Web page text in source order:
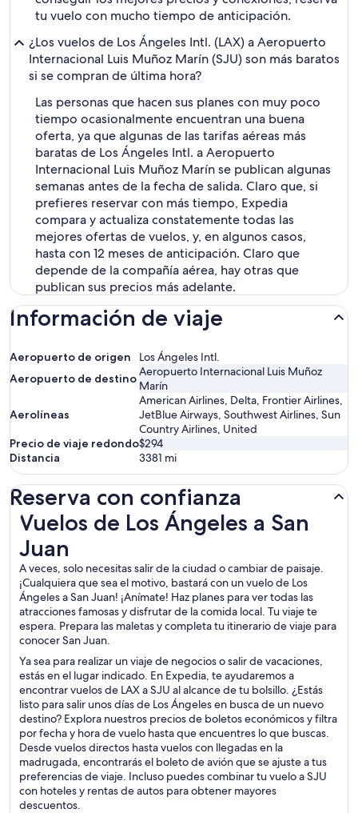
tu vuelo con mucho tiempo de anticipación.
¿Los vuelos de Los Ángeles Intl. (LAX) a Aeropuerto
Internacional Luis Muñoz Marín (SJU) son más baratos
si se compran de última hora?
Las personas que hacen sus planes con muy poco
tiempo ocasionalmente encuentran una buena
oferta, ya que algunas de las tarifas aéreas más
baratas de Los Ángeles Intl. a Aeropuerto
Internacional Luis Muñoz Marín se publican algunas
semanas antes de la fecha de salida. Claro que, si
prefieres reservar con más tiempo, Expedia
compara y actualiza constatemente todas las
mejores ofertas de vuelos, y, en algunos casos,
hasta con 12 meses de anticipación. Claro que
depende de la compañía aérea, hay otras que
publican sus precios más adelante.
Información de viaje
Aeropuerto de origen
Los Ángeles Intl.
Aeropuerto de destinoAeropuerto Internacional Luis Muñoz
Marín
Aerolíneas
American Airlines, Delta, Frontier Airlines,
JetBlue Airways, Southwest Airlines, Sun
Country Airlines, United
Precio de viaje redondo$294
Distancia
3381 mi
Reserva con confianza
Vuelos de Los Ángeles a San
Juan
A veces, solo necesitas salir de la ciudad o cambiar de paisaje.
¡Cualquiera que sea el motivo, bastará con un vuelo de Los
Ángeles a San Juan! ¡Anímate! Haz planes para ver todas las
atracciones famosas y disfrutar de la comida local. Tu viaje te
espera. Prepara las maletas y completa tu itinerario de viaje para
conocer San Juan.
Ya sea para realizar un viaje de negocios o salir de vacaciones,
estás en el lugar indicado. En Expedia, te ayudaremos a
encontrar vuelos de LAX a SJU al alcance de tu bolsillo. ¿Estás
listo para salir unos días de Los Ángeles en busca de un nuevo
destino? Explora nuestros precios de boletos económicos y filtra
por fecha y hora de vuelo hasta que encuentres lo que buscas.
Desde vuelos directos hasta vuelos con llegadas en la
madrugada, encontrarás el boleto de avión que se ajuste a tus
preferencias de viaje. Incluso puedes combinar tu vuelo a SJU
con hoteles y rentas de autos para obtener mayores
descuentos.
Vuelos de Los Ángeles a San Juan